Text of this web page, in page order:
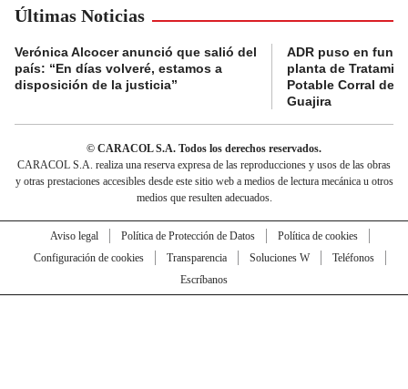
Últimas Noticias
Verónica Alcocer anunció que salió del
país: “En días volveré, estamos a
disposición de la justicia”
ADR puso en
planta de
Potable Corral de
Guajira
© CARACOL S.A. Todos los derechos reservados.
CARACOL S.A. realiza una reserva expresa de las reproducciones y usos de las obras
y otras prestaciones accesibles desde este sitio web a medios de lectura mecánica u otros
medios que resulten adecuados.
Aviso legal Política de Protección de Datos
Política de cookies
Configuración de cookies
Transparencia Soluciones W
Teléfonos
Escríbanos